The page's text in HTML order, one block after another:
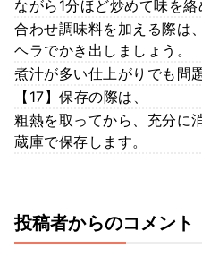
ながら1分ほど炒めて味を絡
合わせ調味料を加える際は
ヘラでかき出しましょう。
煮汁が多い仕上がりでも問
【17】保存の際は、
粗熱を取ってから、充分に
蔵庫で保存します。
投稿者からのコメント